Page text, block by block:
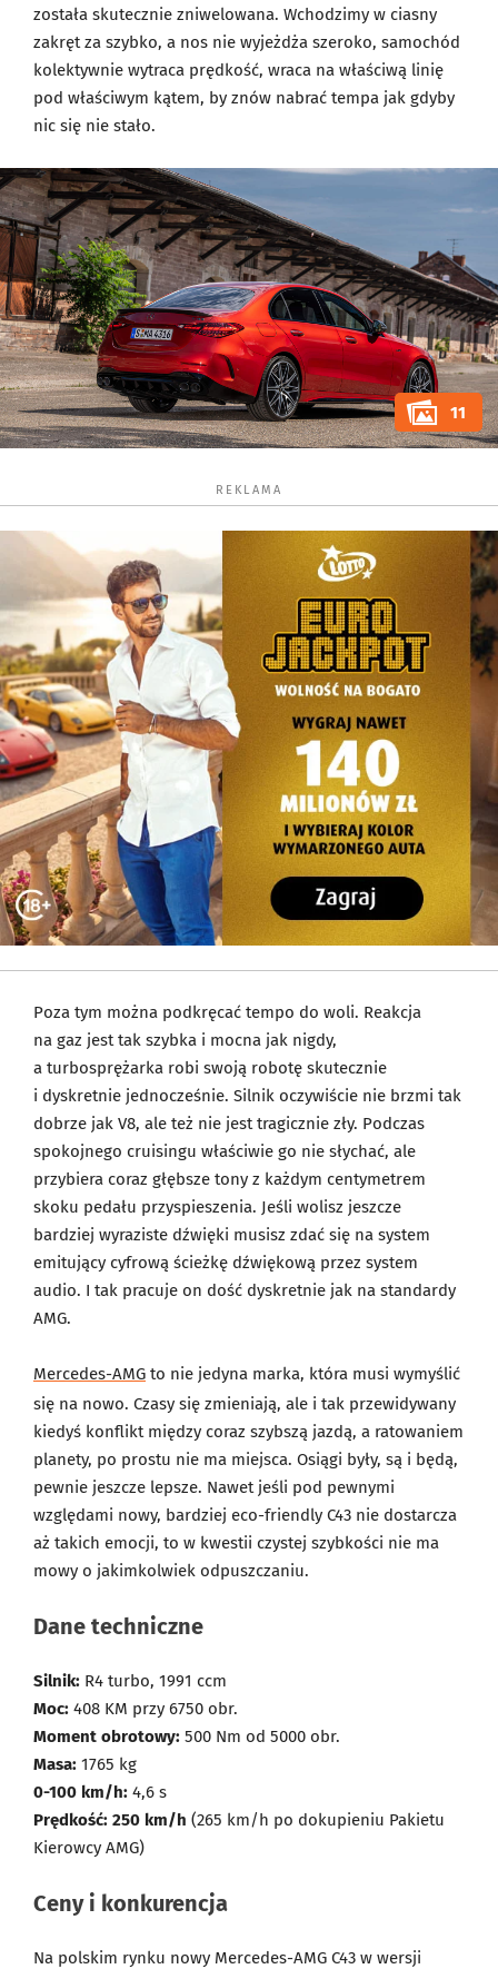
została skutecznie zniwelowana. Wchodzimy w ciasny
zakręt za szybko, a nos nie wyjeżdża szeroko, samochód
kolektywnie wytraca prędkość, wraca na właściwą linię
pod właściwym kątem, by znów nabrać tempa jak gdyby
nic się nie stało.
11
REKLAMA
Poza tym można podkręcać tempo do woli. Reakcja
na gaz jest tak szybka i mocna jak nigdy,
a turbosprężarka robi swoją robotę skutecznie
i dyskretnie jednocześnie. Silnik oczywiście nie brzmi tak
dobrze jak V8, ale też nie jest tragicznie zły. Podczas
spokojnego cruisingu właściwie go nie słychać, ale
przybiera coraz głębsze tony z każdym centymetrem
skoku pedału przyspieszenia. Jeśli wolisz jeszcze
bardziej wyraziste dźwięki musisz zdać się na system
emitujący cyfrową ścieżkę dźwiękową przez system
audio. I tak pracuje on dość dyskretnie jak na standardy
AMG.
Mercedes-AMG to nie jedyna marka, która musi wymyślić
się na nowo. Czasy się zmieniają, ale i tak przewidywany
kiedyś konflikt między coraz szybszą jazdą, a ratowaniem
planety, po prostu nie ma miejsca. Osiągi były, są i będą,
pewnie jeszcze lepsze. Nawet jeśli pod pewnymi
względami nowy, bardziej eco-friendly C43 nie dostarcza
aż takich emocji, to w kwestii czystej szybkości nie ma
mowy o jakimkolwiek odpuszczaniu.
Dane techniczne
Silnik: R4 turbo, 1991 ccm
Moc: 408 KM przy 6750 obr.
Moment obrotowy: 500 Nm od 5000 obr.
Masa: 1765 kg
0-100 km/h: 4,6 s
Prędkość: 250 km/h (265 km/h po dokupieniu Pakietu
Kierowcy AMG)
Ceny i konkurencja
Na polskim rynku nowy Mercedes-AMG C43 w wersji